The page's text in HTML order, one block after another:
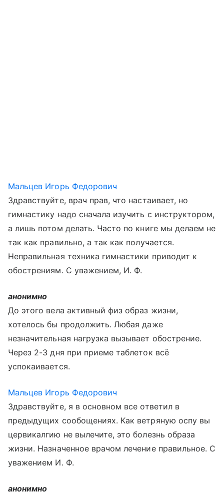
Мальцев Игорь Федорович
Здравствуйте, врач прав, что настаивает, но
гимнастику надо сначала изучить с инструктором,
а лишь потом делать. Часто по книге мы делаем не
так как правильно, а так как получается.
Неправильная техника гимнастики приводит к
обострениям. С уважением, И. Ф.
анонимно
До этого вела активный физ образ жизни,
хотелось бы продолжить. Любая даже
незначительная нагрузка вызывает обострение.
Через 2-3 дня при приеме таблеток всё
успокаивается.
Мальцев Игорь Федорович
Здравствуйте, я в основном все ответил в
предыдущих сообощениях. Как ветряную оспу вы
цервикалгию не вылечите, это болезнь образа
жизни. Назначенное врачом лечение правильное. С
уважением И. Ф.
анонимно